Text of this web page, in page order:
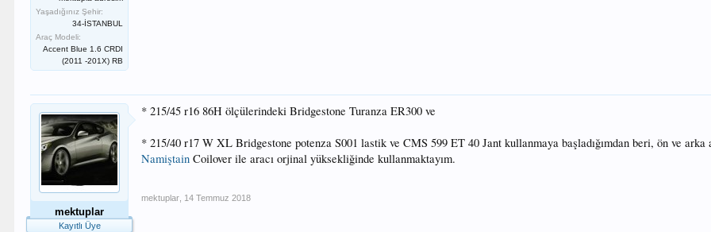
Yaşadığınız Şehir:
34-İSTANBUL
Araç Modeli:
Accent Blue 1.6 CRDI
(2011 -201X) RB
mektuplar
Kayıtlı Üye
* 215/45 r16 86H ölçülerindeki Bridgestone Turanza ER300 ve
* 215/40 r17 W XL Bridgestone potenza S001 lastik ve CMS 599 ET 40 Jant kullanmaya başladığımdan beri, ön ve arka
Namiştain Coilover ile aracı orjinal yüksekliğinde kullanmaktayım.
mektuplar 14 Temmuz 2018